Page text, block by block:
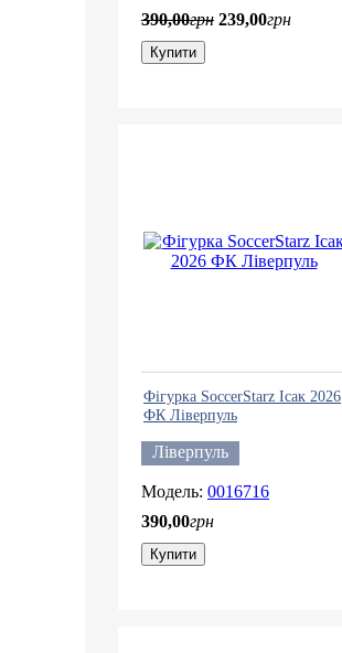
390,00грн 239,00грн
Купити
Фігурка SoccerStarz Ісак 2026
ФК Ліверпуль
Ліверпуль
0016716
390,00грн
Купити